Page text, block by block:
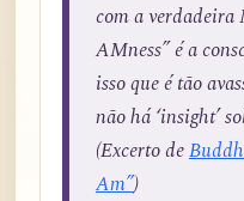
com a
AMness” é a
isso que é tão
não há ‘insight’
(Excerto de
Am”)